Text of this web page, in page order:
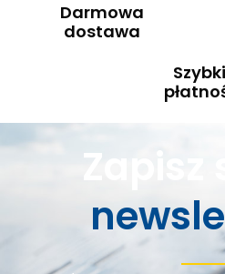
Darmowa
dostawa
Zapisz